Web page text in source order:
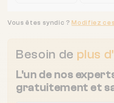
Besoin de plus
L'un de nos
gratuitement et
Vous êtes syndic ? Modifiez